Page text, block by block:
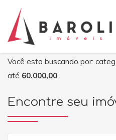
Você esta buscando por:
até 60.000,00
Encontre seu